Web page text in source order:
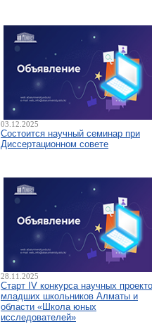
03.12.2025
Состоится научный семинар при
Диссертационном совете
28.11.2025
Старт IV конкурса научных
младших школьников Алматы и
области «Школа юных
исследователей»